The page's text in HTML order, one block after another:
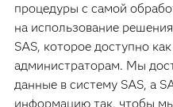
процедуры с самой
на использование
SAS, которое доступно
администраторам. Мы
данные в систему SAS, а
информацию так, чтобы